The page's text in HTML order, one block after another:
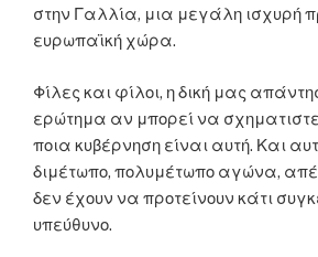
στην Γαλλία, μια μεγάλη ισχυρή
ευρωπαϊκή χώρα.
Φίλες και φίλοι, η δική μας
ερώτημα αν μπορεί να
ποια κυβέρνηση είναι αυτή. Και
διμέτωπο, πολυμέτωπο αγώνα,
δεν έχουν να προτείνουν κάτι
υπεύθυνο.